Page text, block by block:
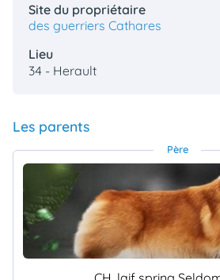
Site du propriétaire
des guerriers Cathares
Lieu
34 - Herault
Les parents
Père